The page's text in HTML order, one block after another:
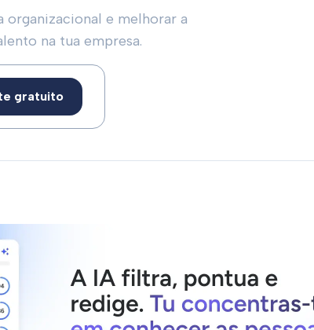
organizacional e melhorar a
na tua empresa.
gratuito